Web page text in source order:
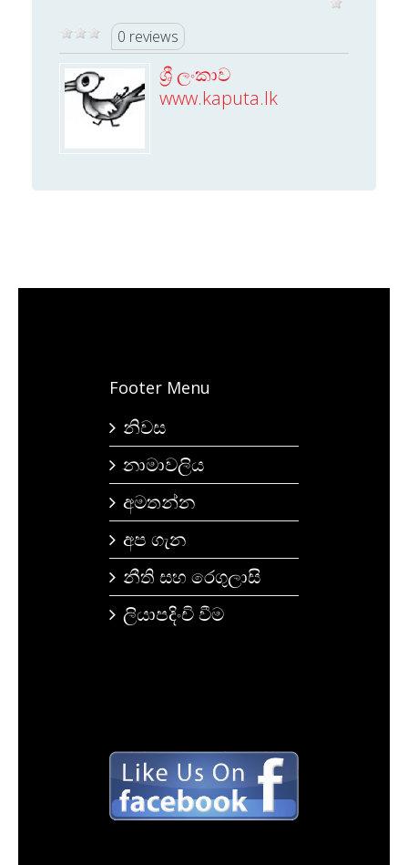
0 reviews
ශ්‍රී ලංකාව
www.kaputa.lk
Footer Menu
නිවස
නාමාවලිය
අමතන්න
අප ගැන
නීති සහ රෙගුලාසි
ලියාපදිංචි වීම